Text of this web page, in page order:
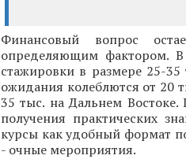
Финансовый вопрос
определяющим фактором.
стажировки в размере 25-
ожидания колеблются от 20
35 тыс. на Дальнем
получения практических
курсы как удобный формат
- очные мероприятия.